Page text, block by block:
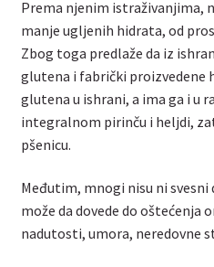
Prema njenim istraživanjima,
manje ugljenih hidrata, od
Zbog toga predlaže da iz
glutena i fabrički proizvedene
glutena u ishrani, a ima ga i u
integralnom pirinču i heljdi,
pšenicu.
Međutim, mnogi nisu ni
može da dovede do oštećenja
nadutosti, umora, neredovne